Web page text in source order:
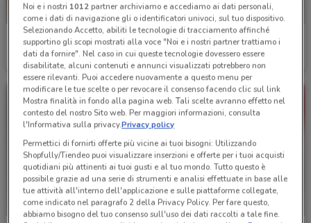
Acqua & Sapone
Scade mercoledì 836 m
Acqua & Sapone
Scade il 15/08
Noi e i nostri 1012partner archiviamo e accediamo ai dati personali,
come i dati di navigazione gli o identificatori univoci, sul tuo dispositivo.
Selezionando Accetto, abiliti le tecnologie di tracciamento affinché
supportino gli scopi mostrati alla voce "Noi e i nostri partner trattiamo i
dati da fornire". Nel caso in cui queste tecnologie dovessero essere
disabilitate, alcuni contenuti e annunci visualizzati potrebbero non
essere rilevanti. Puoi accedere nuovamente a questo menu per
modificare le tue scelte o per revocare il consenso facendo clic sul link
Mostra finalità in fondo alla pagina web. Tali scelte avranno effetto nel
contesto del nostro Sito web. Per maggiori informazioni, consulta
l'Informativa sulla privacy.Privacy policy
Permettici di fornirti offerte più vicine ai tuoi bisogni: Utilizzando
Shopfully/Tiendeo puoi visualizzare inserzioni e offerte per i tuoi acquisti
quotidiani più attinenti ai tuoi gusti e al tuo mondo. Tutto questo è
possibile grazie ad una serie di strumenti e analisi effettuate in base alle
tue attività all'interno dell'applicazione e sulle piattaforme collegate,
come indicato nel paragrafo 2 della Privacy Policy. Per fare questo,
abbiamo bisogno del tuo consenso sull'uso dei dati raccolti a tale fine.